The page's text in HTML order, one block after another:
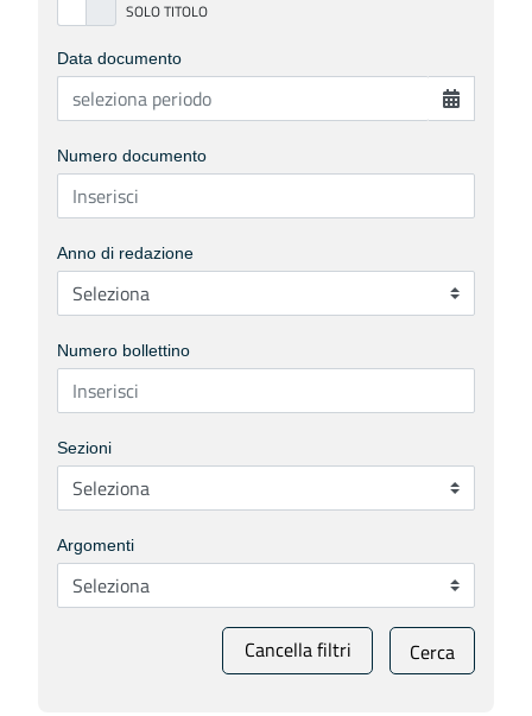
Data documento
Numero documento
Anno di redazione
Numero bollettino
Sezioni
Argomenti
Cancella filtri Cerca